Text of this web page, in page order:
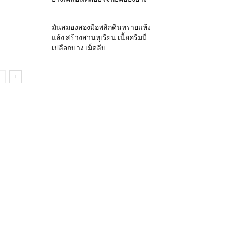
มันสมองสองมือพลิกดินทรายแห้ง
แล้ง สร้างสวนทุเรียน เนื้อครีมมี่
เปลือกบาง เม็ดลีบ